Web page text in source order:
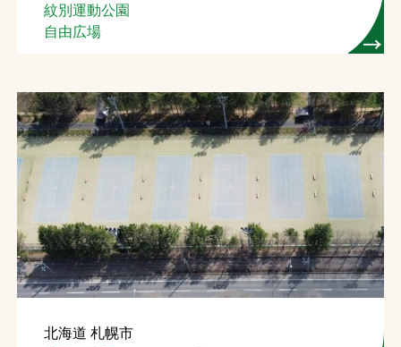
紋別運動公園
自由広場
北海道 札幌市